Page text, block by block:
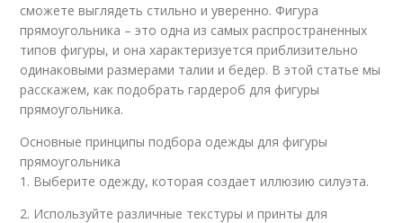
сможете выглядеть стильно и уверенно. Фигура
прямоугольника – это одна из самых распространенных
типов фигуры, и она характеризуется приблизительно
одинаковыми размерами талии и бедер. В этой статье мы
расскажем, как подобрать гардероб для фигуры
прямоугольника.
Основные принципы подбора одежды для фигуры
прямоугольника
1. Выберите одежду, которая создает иллюзию силуэта.
2. Используйте различные текстуры и принты для